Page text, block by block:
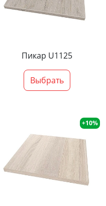
Пикар U1125
Выбрать
+10%